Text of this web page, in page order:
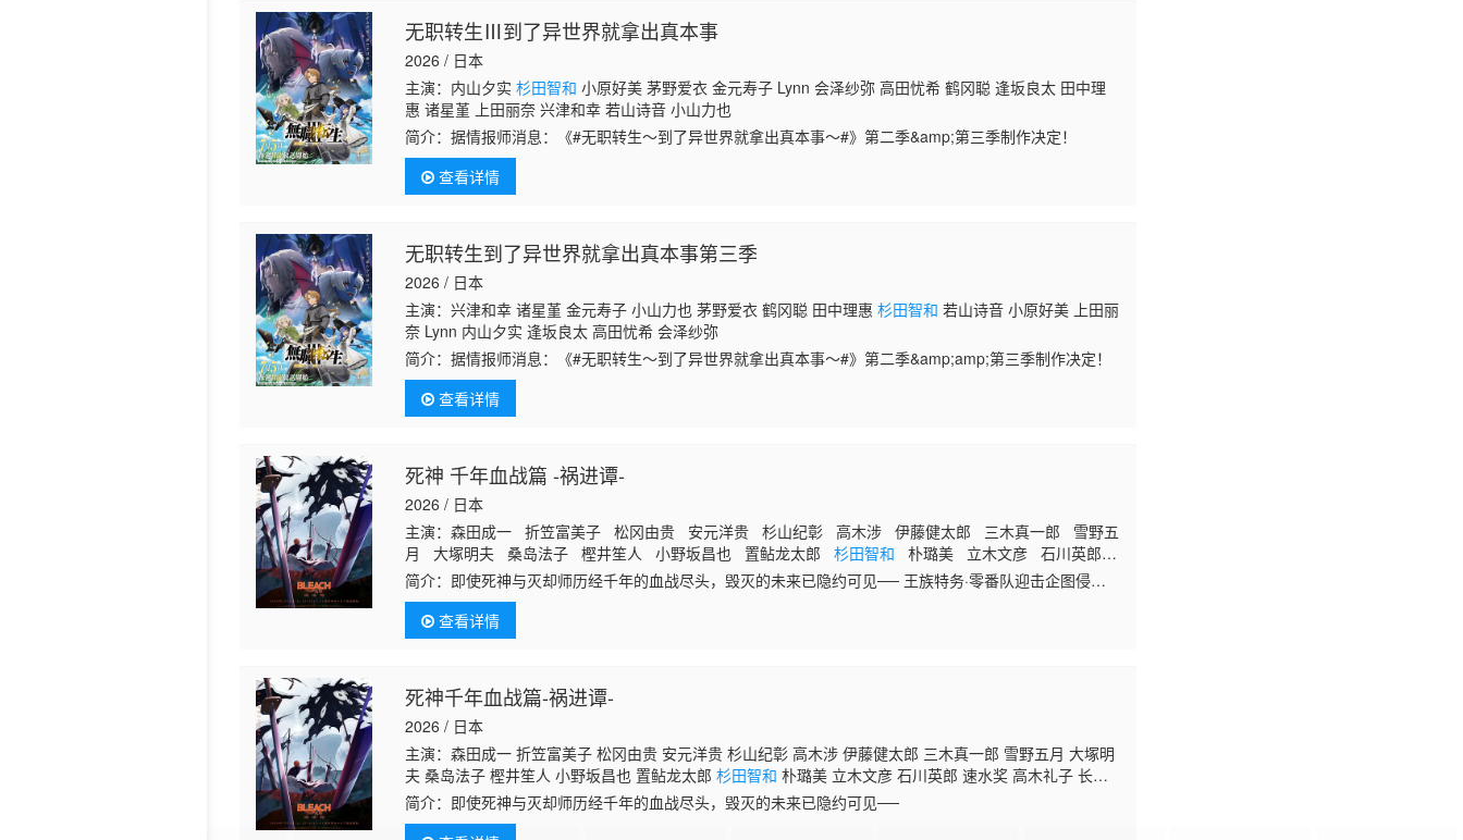
无职转生Ⅲ到了异世界就拿出真本事
2026 / 日本
主演：内山夕实杉田智和 小原好美 茅野爱衣 金元寿子 Lynn 会泽纱弥 高田忧希 鹤冈聪 逢坂良太 田中理
惠 诸星堇 上田丽奈 兴津和幸 若山诗音 小山力也
简介：据情报师消息：《#无职转生～到了异世界就拿出真本事～#》第二季&amp;第三季制作决定！
查看详情
无职转生到了异世界就拿出真本事第三季
2026 / 日本
主演：兴津和幸 诸星堇 金元寿子 小山力也 茅野爱衣 鹤冈聪 田中理惠杉田智和 若山诗音 小原好美 上田丽
奈 Lynn 内山夕实 逢坂良太 高田忧希 会泽纱弥
简介：据情报师消息：《#无职转生～到了异世界就拿出真本事～#》第二季&amp;amp;第三季制作决定！
查看详情
死神 千年血战篇 -祸进谭-
2026 / 日本
主演：森田成一 折笠富美子 松冈由贵 安元洋贵 杉山纪彰 高木涉 伊藤健太郎 三木真一郎 雪野五
月 大塚明夫 桑岛法子 樫井笙人 小野坂昌也 置鲇龙太郎杉田智和 朴璐美 立木文彦 石川英郎
速水奖 高木礼子 长嶝高士 石冢小夜里 稻田彻 诹访部顺一 清都亚里沙 丰口惠美 市来光弘 菅生
隆之 梅原裕一郎 武内骏辅 小山刚志
简介： 即使死神与灭却师历经千年的血战尽头，毁灭的未来已隐约可见── 王族特务·零番队迎击企图侵入
灵王宫的友哈巴赫。 然而，灭却师之王及其亲卫队击溃了零番队壮烈的卍解，最终踏入灵王大内里。 从兵
主部一兵卫手中接过守护灵王重任的黑崎一护等人， 却因友哈巴赫的诡计，使一护挥剑斩向了灵王。 灵王
之死──意味着三界的崩溃。 各界出现&amp;quot;扭曲&amp;quot;，毁灭的预兆开始笼罩世界。 护廷十三
查看详情
死神千年血战篇-祸进谭-
2026 / 日本
主演：森田成一 折笠富美子 松冈由贵 安元洋贵 杉山纪彰 高木涉 伊藤健太郎 三木真一郎 雪野五月 大塚明
夫 桑岛法子 樫井笙人 小野坂昌也 置鲇龙太郎杉田智和 朴璐美 立木文彦 石川英郎 速水奖 高木礼子 长嶝
高士 石冢小夜里 稻田彻 诹访部顺一 清都亚里沙 丰口惠美 市来光弘 菅生隆之 梅原裕一郎 武内骏辅 小山刚
志
简介： 即使死神与灭却师历经千年的血战尽头，毁灭的未来已隐约可见──